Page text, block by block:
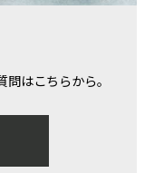
はこちらから。